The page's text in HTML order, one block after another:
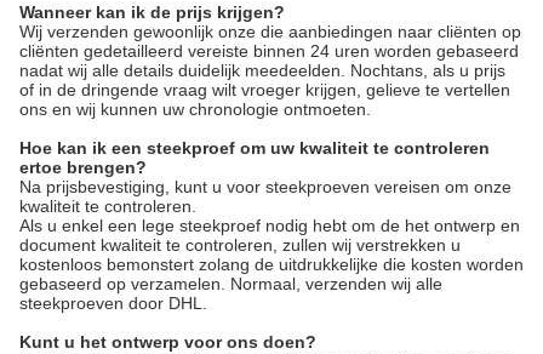
Wanneer kan ik de prijs krijgen?
Wij verzenden gewoonlijk onze die aanbiedingen naar cliënten op
cliënten gedetailleerd vereiste binnen 24 uren worden gebaseerd
nadat wij alle details duidelijk meedeelden. Nochtans, als u prijs
of in de dringende vraag wilt vroeger krijgen, gelieve te vertellen
ons en wij kunnen uw chronologie ontmoeten.
Hoe kan ik een steekproef om uw kwaliteit te controleren
ertoe brengen?
Na prijsbevestiging, kunt u voor steekproeven vereisen om onze
kwaliteit te controleren.
Als u enkel een lege steekproef nodig hebt om de het ontwerp en
document kwaliteit te controleren, zullen wij verstrekken u
kostenloos bemonstert zolang de uitdrukkelijke die kosten worden
gebaseerd op verzamelen. Normaal, verzenden wij alle
steekproeven door DHL.
Kunt u het ontwerp voor ons doen?